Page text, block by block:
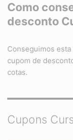
Como
desconto
Conseguimos
cupom de
cotas.
Cupons